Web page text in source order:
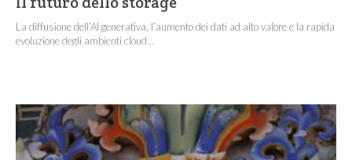
La diffusione dell’AI generativa, l’aumento dei dati ad alto valore e la rapida
evoluzione degli ambienti cloud...